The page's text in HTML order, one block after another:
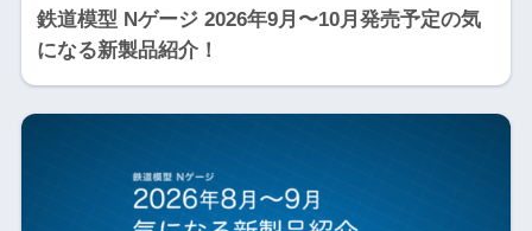
鉄道模型 Nゲージ 2026年9月〜10月発売予定の気
になる新製品紹介！